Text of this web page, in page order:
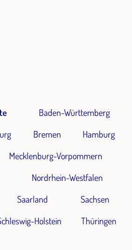
Baden-Württemberg
Bremen
Hamburg
Mecklenburg-Vorpommern
Nordrhein-Westfalen
Saarland
Sachsen
Holstein Thüringen